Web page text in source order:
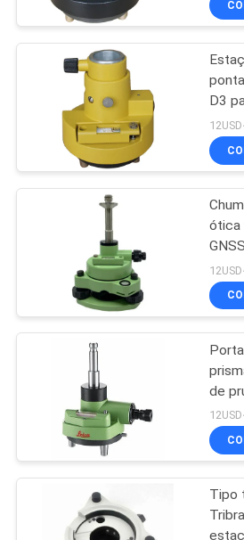
polo
fibra do
Pessoal de
nivelamento
telescópico
Adaptador
Tribrach
D3
ótica
RTK
de
Tipo